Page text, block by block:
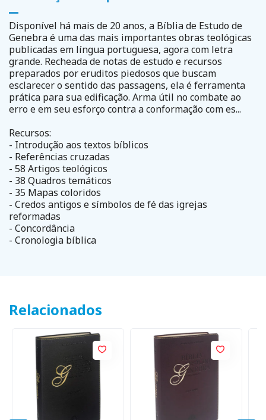
Disponível há mais de 20 anos, a Bíblia de Estudo de
Genebra é uma das mais importantes obras teológicas
publicadas em língua portuguesa, agora com letra
grande. Recheada de notas de estudo e recursos
preparados por eruditos piedosos que buscam
esclarecer o sentido das passagens, ela é ferramenta
prática para sua edificação. Arma útil no combate ao
erro e em seu esforço contra a conformação com es...
Recursos:
- Introdução aos textos bíblicos
- Referências cruzadas
- 58 Artigos teológicos
- 38 Quadros temáticos
- 35 Mapas coloridos
- Credos antigos e símbolos de fé das igrejas
reformadas
- Concordância
- Cronologia bíblica
Relacionados